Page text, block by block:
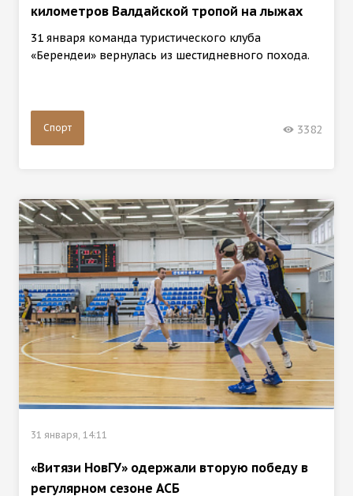
километров Валдайской тропой на лыжах
31 января команда туристического клуба
«Берендеи» вернулась из шестидневного похода.
Спорт 3382
31 января, 14:11
«Витязи НовГУ» одержали вторую победу в
регулярном сезоне АСБ